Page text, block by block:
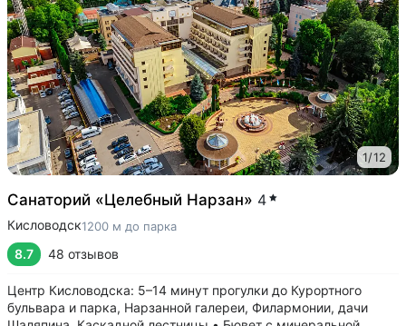
1/12
Санаторий «Целебный Нарзан» 4
Кисловодск1200 м до парка
8.7 48 отзывов
Центр Кисловодска: 5–14 минут прогулки до Курортного
бульвара и парка, Нарзанной галереи, Филармонии, дачи